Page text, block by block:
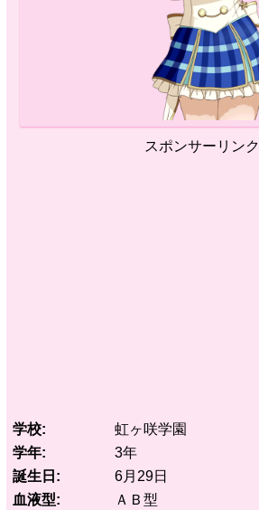
スポンサーリンク
学校
虹ヶ咲学園
学年
3年
誕生日
6月29日
血液型
ＡＢ型